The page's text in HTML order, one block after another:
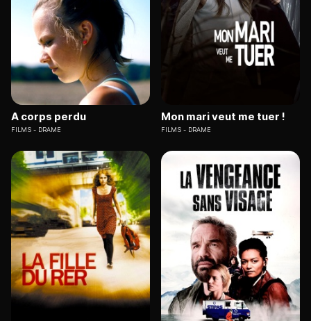
A corps perdu
FILMS DRAME
Mon mari veut me tuer !
FILMS DRAME